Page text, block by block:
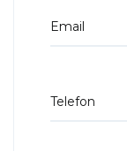
Email
Telefon